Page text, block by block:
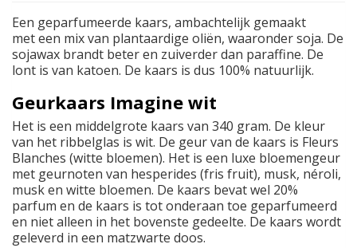
Een geparfumeerde kaars, ambachtelijk gemaakt
met een mix van plantaardige oliën, waaronder soja. De
sojawax brandt beter en zuiverder dan paraffine. De
lont is van katoen. De kaars is dus 100% natuurlijk.
Geurkaars Imagine wit
Het is een middelgrote kaars van 340 gram. De kleur
van het ribbelglas is wit. De geur van de kaars is Fleurs
Blanches (witte bloemen). Het is een luxe bloemengeur
met geurnoten van hesperides (fris fruit), musk, néroli,
musk en witte bloemen. De kaars bevat wel 20%
parfum en de kaars is tot onderaan toe geparfumeerd
en niet alleen in het bovenste gedeelte. De kaars wordt
geleverd in een matzwarte doos.